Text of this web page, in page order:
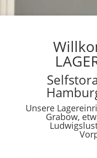
Unsere
Grabow,